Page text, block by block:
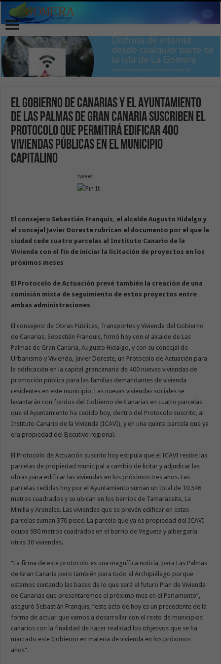
El Gobierno de Canarias y el Ayuntamiento
de Las Palmas de Gran Canaria suscriben el
protocolo que permitirá edificar 400
viviendas públicas en el municipio
capitalino
tweet
El consejero Sebastián Franquis, el alcalde Augusto Hidalgo y
el concejal Javier Doreste rubrican el documento por el que la
ciudad cede cuatro parcelas al Instituto Canario de la
Vivienda con el fin de iniciar la licitación de proyectos en los
próximos meses
El Protocolo de Actuación prevé también la creación de una
comisión mixta de seguimiento de estos proyectos entre
ambas administraciones
El consejero de Obras Públicas, Transportes y Vivienda del Gobierno
de Canarias, Sebastián Franquis, firmó hoy con el alcalde de Las
Palmas de Gran Canaria, Augusto Hidalgo, y con su concejal de
Urbanismo y Vivienda, Javier Doreste, un Protocolo de Actuación para
la edificación en la capital grancanaria de 400 nuevas viviendas de
promoción pública para las familias demandantes de vivienda
residentes en este municipio. Las nuevas viviendas sociales se
levantarán con fondos del Gobierno de Canarias en cuatro parcelas
que el Ayuntamiento ha cedido hoy, dentro del Protocolo suscrito, al
Instituto Canario de la Vivienda (ICAVI), y en una quinta parcela que ya
era propiedad del Ejecutivo regional.
El Protocolo de Actuación suscrito hoy estipula que el ICAVI recibe las
parcelas de propiedad municipal a cambio de licitar y adjudicar las
obras para edificar las viviendas en los próximos tres años. Las
parcelas cedidas hoy por el Ayuntamiento suman un total de 10.546
metros cuadrados y se ubican en los barrios de Tamaraceite, La
Minilla y Arenales. Las viviendas que se prevén edificar en estas
parcelas suman 370 pisos. La parcela que ya es propiedad del ICAVI
ocupa 930 metros cuadrados en el barrio de Vegueta y albergaría
otras 30 viviendas.
“La firma de este protocolo es una magnífica noticia, para Las Palmas
de Gran Canaria pero también para todo el Archipiélago porque
estamos sentando las bases de lo que será el futuro Plan de Vivienda
de Canarias que presentaremos el próximo mes en el Parlamento”,
aseguró Sebastián Franquis, “este acto de hoy es un precedente de la
forma de actuar que vamos a desarrollar con el resto de municipios
canarios con la finalidad de hacer realidad los objetivos que se ha
marcado este Gobierno en materia de vivienda en los próximos
años”.